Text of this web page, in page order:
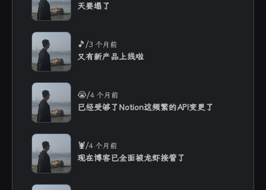
天要塌了
🎵/3 个月前
又有新产品上线啦
😭/4 个月前
已经受够了Notion这频繁的API变更了
🦞/4 个月前
现在博客已全面被龙虾接管了